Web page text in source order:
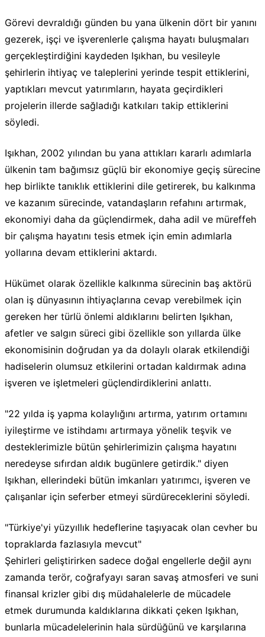
Görevi devraldığı günden bu yana ülkenin dört bir yanını
gezerek, işçi ve işverenlerle çalışma hayatı buluşmaları
gerçekleştirdiğini kaydeden Işıkhan, bu vesileyle
şehirlerin ihtiyaç ve taleplerini yerinde tespit ettiklerini,
yaptıkları mevcut yatırımların, hayata geçirdikleri
projelerin illerde sağladığı katkıları takip ettiklerini
söyledi.
Işıkhan, 2002 yılından bu yana attıkları kararlı adımlarla
ülkenin tam bağımsız güçlü bir ekonomiye geçiş sürecine
hep birlikte tanıklık ettiklerini dile getirerek, bu kalkınma
ve kazanım sürecinde, vatandaşların refahını artırmak,
ekonomiyi daha da güçlendirmek, daha adil ve müreffeh
bir çalışma hayatını tesis etmek için emin adımlarla
yollarına devam ettiklerini aktardı.
Hükümet olarak özellikle kalkınma sürecinin baş aktörü
olan iş dünyasının ihtiyaçlarına cevap verebilmek için
gereken her türlü önlemi aldıklarını belirten Işıkhan,
afetler ve salgın süreci gibi özellikle son yıllarda ülke
ekonomisinin doğrudan ya da dolaylı olarak etkilendiği
hadiselerin olumsuz etkilerini ortadan kaldırmak adına
işveren ve işletmeleri güçlendirdiklerini anlattı.
"22 yılda iş yapma kolaylığını artırma, yatırım ortamını
iyileştirme ve istihdamı artırmaya yönelik teşvik ve
desteklerimizle bütün şehirlerimizin çalışma hayatını
neredeyse sıfırdan aldık bugünlere getirdik." diyen
Işıkhan, ellerindeki bütün imkanları yatırımcı, işveren ve
çalışanlar için seferber etmeyi sürdüreceklerini söyledi.
"Türkiye'yi yüzyıllık hedeflerine taşıyacak olan cevher bu
topraklarda fazlasıyla mevcut"
Şehirleri geliştirirken sadece doğal engellerle değil aynı
zamanda terör, coğrafyayı saran savaş atmosferi ve suni
finansal krizler gibi dış müdahalelerle de mücadele
etmek durumunda kaldıklarına dikkati çeken Işıkhan,
bunlarla mücadelelerinin hala sürdüğünü ve karşılarına